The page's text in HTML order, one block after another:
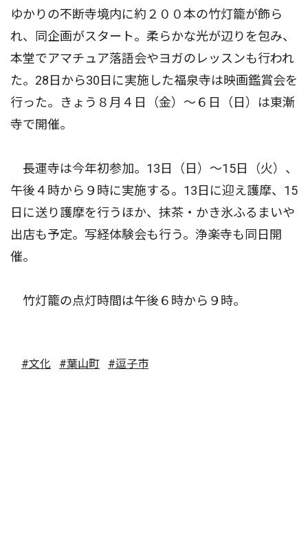
ゆかりの不断寺境内に約２００本の竹灯籠が飾ら
れ、同企画がスタート。柔らかな光が辺りを包み、
本堂でアマチュア落語会やヨガのレッスンも行われ
た。28日から30日に実施した福泉寺は映画鑑賞会を
行った。きょう８月４日（金）〜６日（日）は東漸
寺で開催。
長運寺は今年初参加。13日（日）〜15日（火）、
午後４時から９時に実施する。13日に迎え護摩、15
日に送り護摩を行うほか、抹茶・かき氷ふるまいや
出店も予定。写経体験会も行う。浄楽寺も同日開
催。
竹灯籠の点灯時間は午後６時から９時。
#文化 #葉山町 #逗子市